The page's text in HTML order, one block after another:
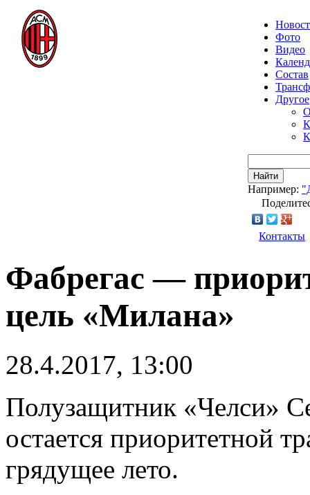
Фото
Видео
Состав
Другое
Найти
Например:
Контакты
Фабрегас —
цель «Милана»
28.4.2017, 13:00
Полузащитник «Челси»
остается приоритетной
грядущее лето.